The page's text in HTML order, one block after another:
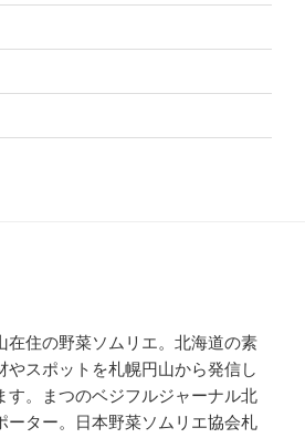
在住の野菜ソムリエ。北海道の素
やスポットを札幌円山から発信し
す。まつのベジフルジャーナル北
ーター。日本野菜ソムリエ協会札